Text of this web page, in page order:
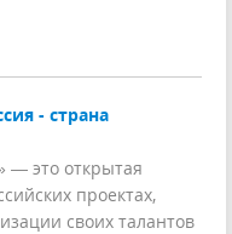
- страна
— это открытая
проектах,
своих талантов